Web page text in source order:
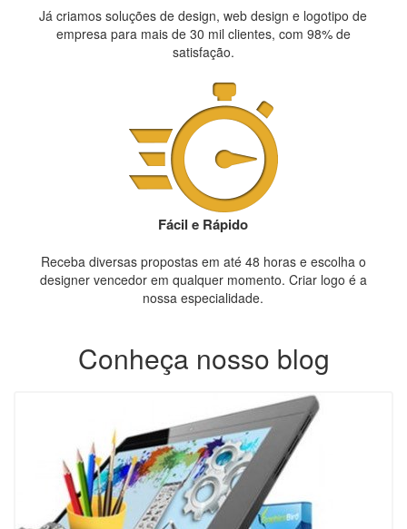
Já criamos soluções de design, web design e logotipo de
empresa para mais de 30 mil clientes, com 98% de
satisfação.
Fácil e Rápido
Receba diversas propostas em até 48 horas e escolha o
designer vencedor em qualquer momento. Criar logo é a
nossa especialidade.
Conheça nosso blog